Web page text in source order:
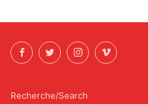
FacebookTwitterInstagramVimeo
Recherche/Search